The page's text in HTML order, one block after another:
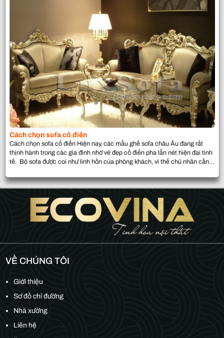
Cách chọn sofa cổ điển
Cách chọn sofa cổ điển Hiện nay, các mẫu ghế sofa châu Âu đang rất
thịnh hành trong các gia đình nhờ vẻ đẹp cổ điển pha lẫn nét hiện đại tinh
tế. Bộ sofa được coi như linh hồn của phòng khách, vì thế chủ nhân cần
VỀ CHÚNG TÔI
Giới thiệu
Sơ đồ chỉ đường
Nhà xưởng
Liên hệ